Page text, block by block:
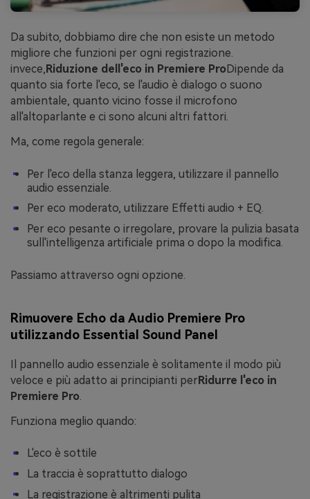
Da subito, dobbiamo dire che non esiste un metodo
migliore che funzioni per ogni registrazione.
invece, Riduzione dell'eco in Premiere ProDipende da
quanto sia forte l'eco, se l'audio è dialogo o suono
ambientale, quanto vicino fosse il microfono
all'altoparlante e ci sono alcuni altri fattori.
Ma, come regola generale:
Per l'eco della stanza leggera, utilizzare il pannello
audio essenziale.
Per eco moderato, utilizzare Effetti audio + EQ.
Per eco pesante o irregolare, provare la pulizia basata
sull'intelligenza artificiale prima o dopo la modifica.
Passiamo attraverso ogni opzione.
Rimuovere Echo da Audio Premiere Pro
utilizzando Essential Sound Panel
Il pannello audio essenziale è solitamente il modo più
veloce e più adatto ai principianti perRidurre l'eco in
Premiere Pro.
Funziona meglio quando:
L'eco è sottile
La traccia è soprattutto dialogo
La registrazione è altrimenti pulita